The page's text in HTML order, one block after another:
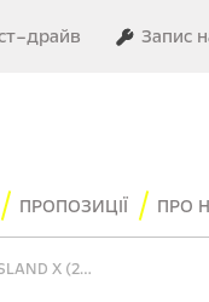
Запис
ПРОПОЗИЦІЇ ПРО
БРИЗКОВИКИ КОЛІС ЗАДНІХ, К-КТ CROSSLAND X (2017-2024)